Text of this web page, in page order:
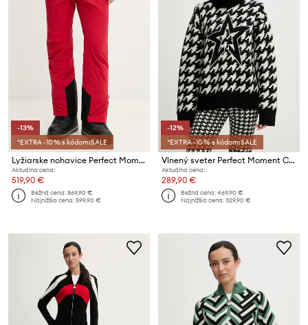
-13%
*EXTRA -10 % s kódom:SALE
Lyžiarske nohavice Perfect Moment Chamonix
Aktuálna cena:
519,90 €
Bežná cena:869,90 €
Najnižšia cena:599,90 €
-12%
*EXTRA -10 % s kódom:SALE
Vlnený sveter Perfect Moment Chunky
Aktuálna cena:
289,90 €
Bežná cena:469,90 €
Najnižšia cena:329,90 €